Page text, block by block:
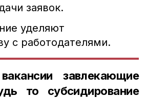
заявок.
уделяют
с работодателями.
завлекающие
то субсидирование